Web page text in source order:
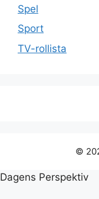
Spel
Sport
TV-rollista
©
Dagens Perspektiv